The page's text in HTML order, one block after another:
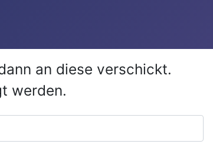
an diese verschickt.
werden.